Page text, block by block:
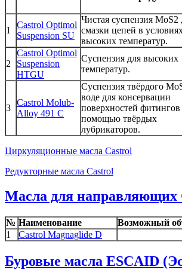
1
Castrol Optimol
Suspension SU
Чистая суспензия MoS2
смазки цепей в
высоких температур.
2
Castrol Optimol
Suspension
HTGU
Суспензия для высоких
температур.
3
Castrol Molub-
Alloy 491 C
Суспензия твёрдого
воде для консервации
поверхностей фитингов
помощью твёрдых
лубрикаторов.
Циркуляционные масла Castrol
Редукторные масла Castrol
Масла для направляющих
№ Наименование
Возможный
1
Castrol Magnaglide D
Буровые масла ESCAID